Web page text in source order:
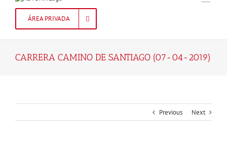
ÁREA PRIVADA
CARRERA CAMINO DE SANTIAGO (07-04-2019)
Previous Next